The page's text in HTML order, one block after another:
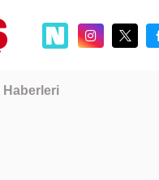
Haberleri